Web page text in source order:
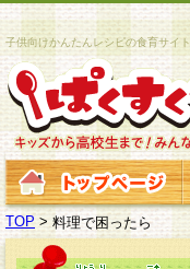
子供向けかんたんレシピの食育サイト
TOP >料理で困ったら